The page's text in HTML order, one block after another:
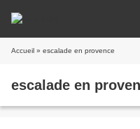
Accueil » escalade en provence
escalade en